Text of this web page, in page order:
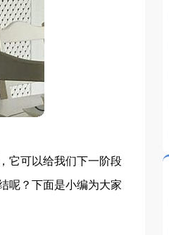
它可以给我们下一阶段
呢？下面是小编为大家